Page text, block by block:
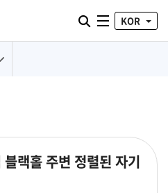
통합검색 열기
전체메뉴
KOR
랙홀 주변 정렬된 자기